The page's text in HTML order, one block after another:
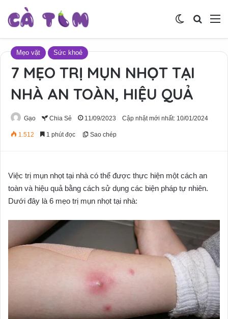
Tìm
Switch skin
Mẹo vặt Sức khoẻ
7 MẸO TRỊ MỤN NHỌT TẠI
NHÀ AN TOÀN, HIỆU QUẢ
Gạo Chia Sẻ 11/09/2023 Cập nhật mới nhất: 10/01/2024
1.512 1 phút đọc Sao chép
Việc trị mụn nhọt tại nhà có thể được thực hiện một cách an
toàn và hiệu quả bằng cách sử dụng các biện pháp tự nhiên.
Dưới đây là 6 mẹo trị mụn nhọt tại nhà: